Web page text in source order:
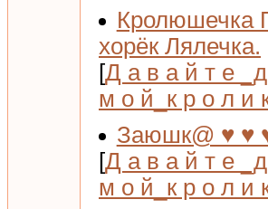
хорёк Лялечка.
[Д а в а й т е
м о й_к р о л и
Заюшк@ ♥ ♥
[Д а в а й т е
м о й_к р о л и